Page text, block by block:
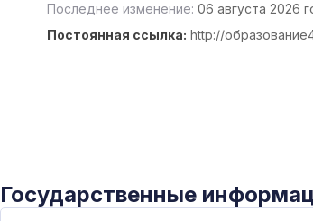
Последнее изменение: 06 августа 2026
Постоянная ссылка: http://
Государственные